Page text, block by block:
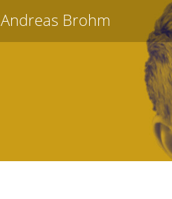
Andreas Brohm